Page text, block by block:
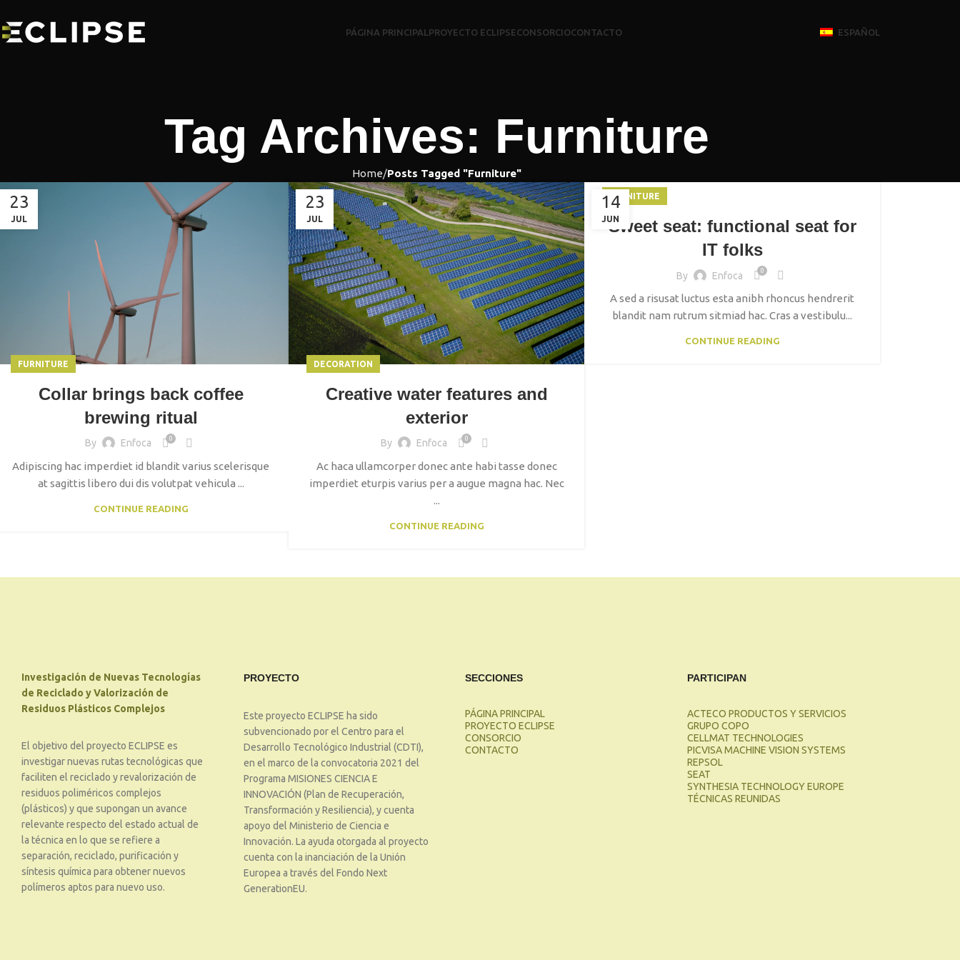
PÁGINA PRINCIPAL PROYECTO ECLIPSECONSORCIOCONTACTO ESPAÑOL
Tag Archives: Furniture
Home Posts Tagged "Furniture"
23
JUL
FURNITURE
Collar brings back coffee
brewing ritual
By Enfoca 0
Adipiscing hac imperdiet id blandit varius scelerisque
at sagittis libero dui dis volutpat vehicula ...
CONTINUE READING
23
JUL
DECORATION
Creative water features and
exterior
By Enfoca 0
Ac haca ullamcorper donec ante habi tasse donec
imperdiet eturpis varius per a augue magna hac. Nec
...
CONTINUE READING
14
JUN
FURNITURE
Sweet seat: functional seat for
IT folks
By Enfoca 0
A sed a risusat luctus esta anibh rhoncus hendrerit
blandit nam rutrum sitmiad hac. Cras a vestibulu...
CONTINUE READING
Investigación de Nuevas Tecnologías
de Reciclado y Valorización de
Residuos Plásticos Complejos
El objetivo del proyecto ECLIPSE es
investigar nuevas rutas tecnológicas que
faciliten el reciclado y revalorización de
residuos poliméricos complejos
(plásticos) y que supongan un avance
relevante respecto del estado actual de
la técnica en lo que se refiere a
separación, reciclado, purificación y
síntesis química para obtener nuevos
polímeros aptos para nuevo uso.
PROYECTO
Este proyecto ECLIPSE ha sido
subvencionado por el Centro para el
Desarrollo Tecnológico Industrial (CDTI),
en el marco de la convocatoria 2021 del
Programa MISIONES CIENCIA E
INNOVACIÓN (Plan de Recuperación,
Transformación y Resiliencia), y cuenta
apoyo del Ministerio de Ciencia e
Innovación. La ayuda otorgada al proyecto
cuenta con la inanciación de la Unión
Europea a través del Fondo Next
GenerationEU.
SECCIONES
PÁGINA PRINCIPAL
PROYECTO ECLIPSE
CONSORCIO
CONTACTO
PARTICIPAN
ACTECO PRODUCTOS Y SERVICIOS
GRUPO COPO
CELLMAT TECHNOLOGIES
PICVISA MACHINE VISION SYSTEMS
REPSOL
SEAT
SYNTHESIA TECHNOLOGY EUROPE
TÉCNICAS REUNIDAS